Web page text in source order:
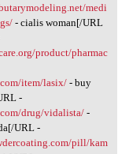
medi
- cialis woman[/URL
product/pharmac
item/lasix/- buy
-
drug/vidalista/-
URL -
pill/kam